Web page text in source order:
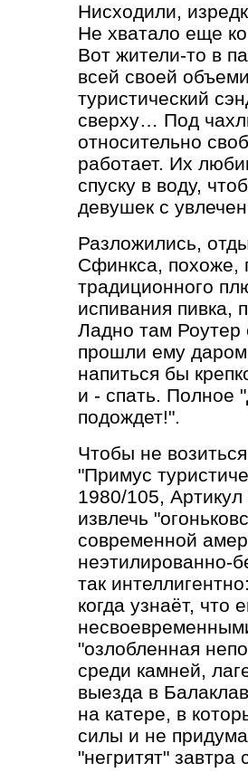
Нисходили,
Не хватало еще
Вот жители-то в
всей своей
туристический
сверху… Под
относительно
работает. Их
спуску в воду,
девушек с
Разложились,
Сфинкса, похоже,
традиционного
испивания пивка,
Ладно там Роутер
прошли ему
напиться бы
и - спать. Полное
подождет!".
Чтобы не
"Примус
1980/105,
извлечь
современной
неэтилированно-
так
когда узнаёт, что
"озлобленная
среди камней,
выезда в
на катере, в
силы и не
"негритят" завтра